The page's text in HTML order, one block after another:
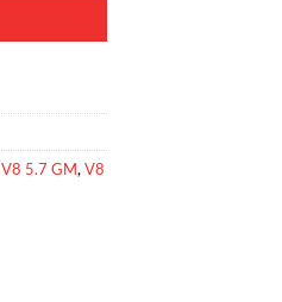
V8 5.7 GM, V8